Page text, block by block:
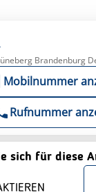
Brandenburg
Mobilnummer
Rufnummer
sich für diese